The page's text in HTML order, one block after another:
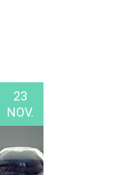
23
NOV.